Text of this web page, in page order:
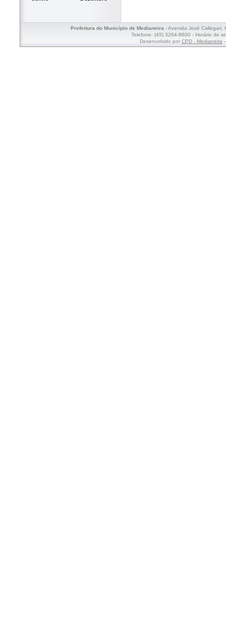
Prefeitura do Município de Medianeira- Avenida José Callegari,
Telefone: (45) 3264-8600 - Horário de
Desenvolvido por CPD - Medianeira-